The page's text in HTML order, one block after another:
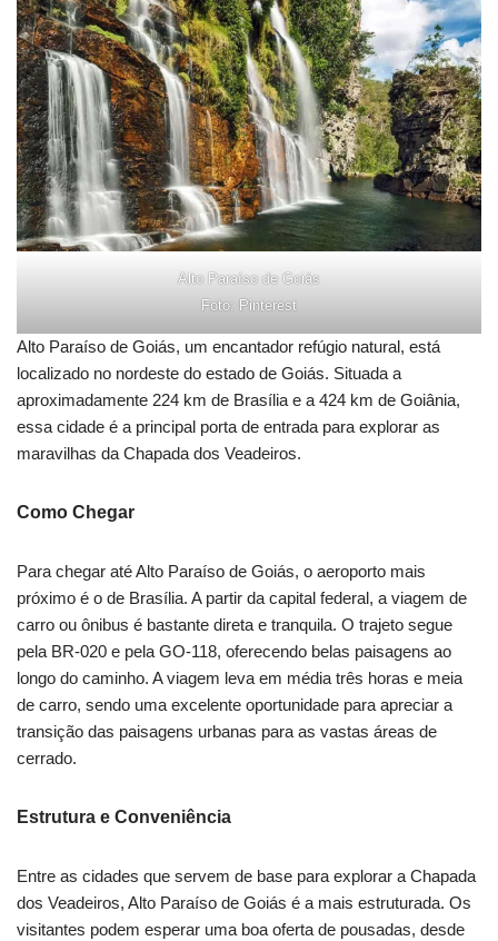
Alto Paraíso de Goiás
Foto: Pinterest
Alto Paraíso de Goiás, um encantador refúgio natural, está
localizado no nordeste do estado de Goiás. Situada a
aproximadamente 224 km de Brasília e a 424 km de Goiânia,
essa cidade é a principal porta de entrada para explorar as
maravilhas da Chapada dos Veadeiros.
Como Chegar
Para chegar até Alto Paraíso de Goiás, o aeroporto mais
próximo é o de Brasília. A partir da capital federal, a viagem de
carro ou ônibus é bastante direta e tranquila. O trajeto segue
pela BR-020 e pela GO-118, oferecendo belas paisagens ao
longo do caminho. A viagem leva em média três horas e meia
de carro, sendo uma excelente oportunidade para apreciar a
transição das paisagens urbanas para as vastas áreas de
cerrado.
Estrutura e Conveniência
Entre as cidades que servem de base para explorar a Chapada
dos Veadeiros, Alto Paraíso de Goiás é a mais estruturada. Os
visitantes podem esperar uma boa oferta de pousadas, desde